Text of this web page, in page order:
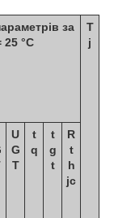
за
25 °C
T
j
U
G
T
t
q
t
g
t
R
t
h
jc